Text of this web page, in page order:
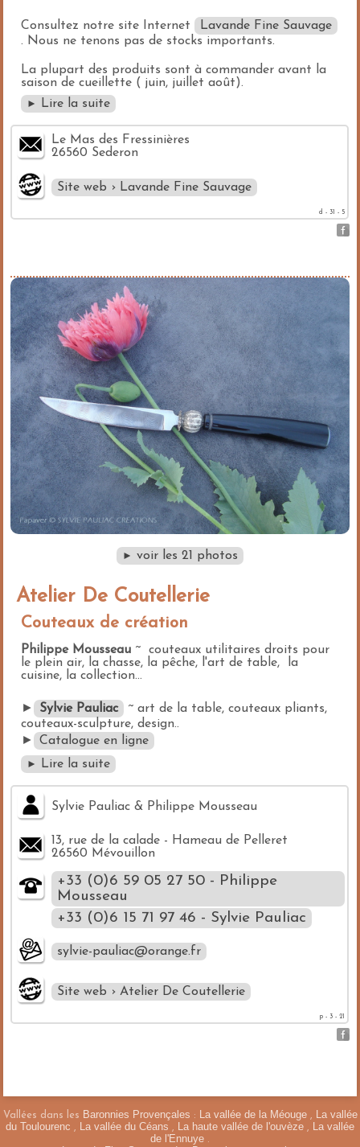
Consultez notre site Internet
Lavande Fine Sauvage
. Nous ne tenons pas de stocks importants.
La plupart des produits sont à commander avant la
saison de cueillette ( juin, juillet août).
► Lire la suite
Le Mas des Fressinières
26560 Sederon
Site web › Lavande Fine Sauvage
d - 31 - 5
► voir les 21 photos
Atelier De Coutellerie
Couteaux de création
Philippe Mousseau~ couteaux utilitaires droits pour
le plein air, la chasse, la pêche, l'art de table, la
cuisine, la collection...
► Sylvie Pauliac
~ art de la table, couteaux pliants,
couteaux-sculpture, design..
►
Catalogue en ligne
► Lire la suite
Sylvie Pauliac & Philippe Mousseau
13, rue de la calade - Hameau de Pelleret
26560 Mévouillon
+33 (0)6 59 05 27 50 - Philippe
Mousseau
+33 (0)6 15 71 97 46 - Sylvie Pauliac
sylvie-pauliac@orange.fr
Site web › Atelier De Coutellerie
p - 3 - 21
Vallées dans les Baronnies Provençales : La vallée de la Méouge,
La vallée
du Toulourenc , La vallée du Céans , La haute vallée de l'ouvèze ,
La vallée
de l'Ennuye .